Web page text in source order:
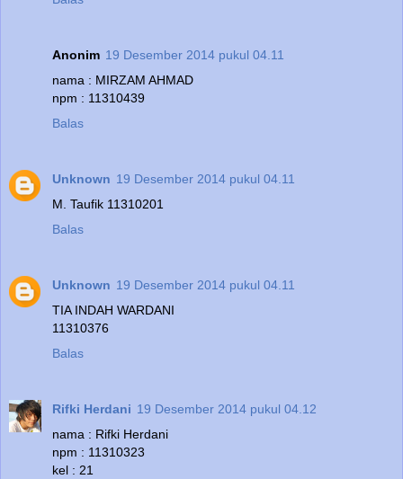
Anonim 19 Desember 2014 pukul 04.11
nama : MIRZAM AHMAD
npm : 11310439
Balas
Unknown 19 Desember 2014 pukul 04.11
M. Taufik 11310201
Balas
Unknown 19 Desember 2014 pukul 04.11
TIA INDAH WARDANI
11310376
Balas
Rifki Herdani 19 Desember 2014 pukul 04.12
nama : Rifki Herdani
npm : 11310323
kel : 21